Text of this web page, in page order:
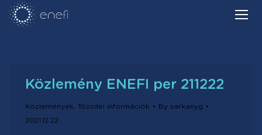
Közlemény ENEFI per 211222
Közlemények, Tőzsdei információk By sarkanyg
2021.12.22.